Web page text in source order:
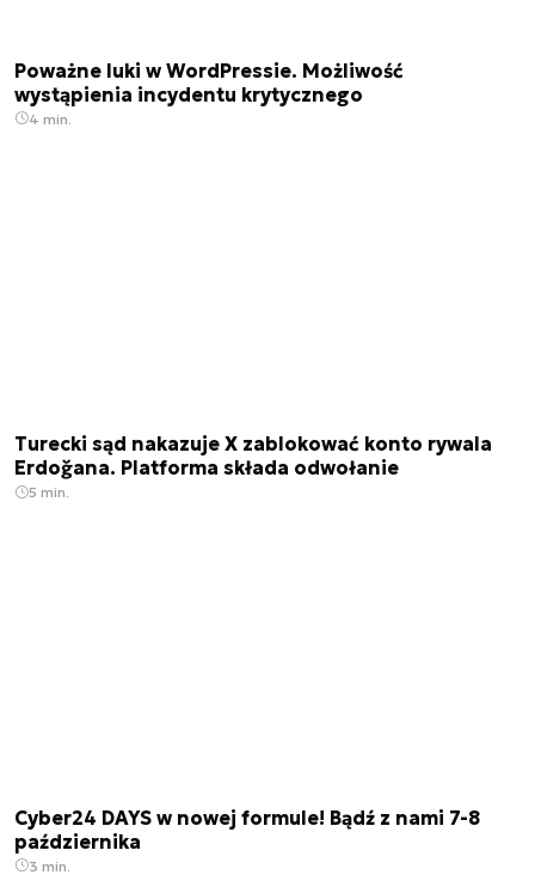
Poważne luki w WordPressie. Możliwość
wystąpienia incydentu krytycznego
4 min.
Turecki sąd nakazuje X zablokować konto rywala
Erdoğana. Platforma składa odwołanie
5 min.
Cyber24 DAYS w nowej formule! Bądź z nami 7-8
października
3 min.